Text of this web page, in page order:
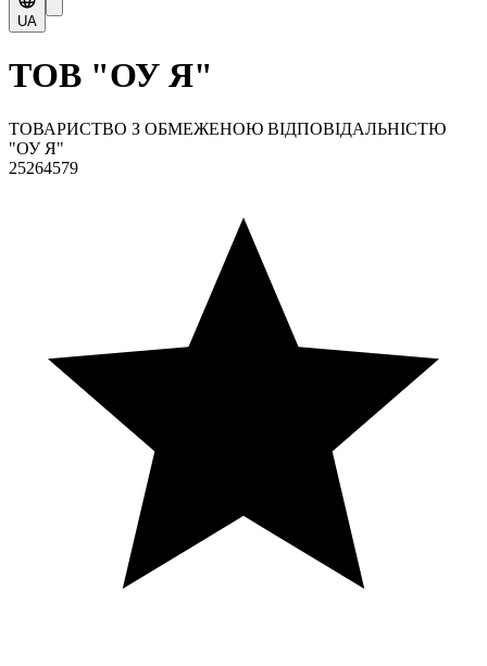
UA
ТОВ "ОУ Я"
ТОВАРИСТВО З ОБМЕЖЕНОЮ ВІДПОВІДАЛЬНІСТЮ
"ОУ Я"
25264579